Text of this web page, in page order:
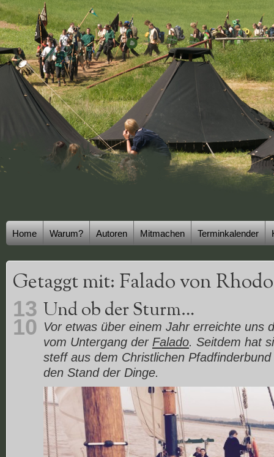
Home Warum? Autoren Mitmachen Terminkalender
Getaggt mit: Falado von
13
10
Und ob der Sturm…
Vor etwas über einem Jahr erreichte uns
vom Untergang der Falado. Seitdem hat
steff aus dem Christlichen
den Stand der Dinge.